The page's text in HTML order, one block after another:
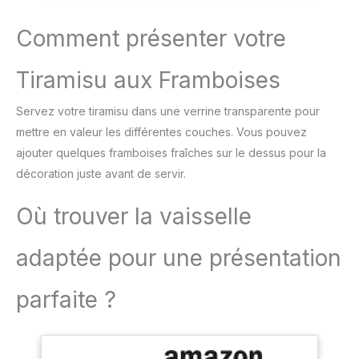
plastiques générés lors
dessert, créant un effet
visuel captivant. Idéales
pour des tiramisus, des
mousses ou même des
elles s’adaptent à toutes
tes envies. Avec leur
forme simple et
moderne, ces coupes
décoration de table,
contemporaine. D’une
capacité de 170 ml (82
lave-vaisselle, offrant
une grande commodité
Comment présenter votre
Tiramisu aux Framboises
Servez votre tiramisu dans une verrine transparente pour
mettre en valeur les différentes couches. Vous pouvez
ajouter quelques framboises fraîches sur le dessus pour la
décoration juste avant de servir.
Où trouver la vaisselle
adaptée pour une présentation
parfaite ?